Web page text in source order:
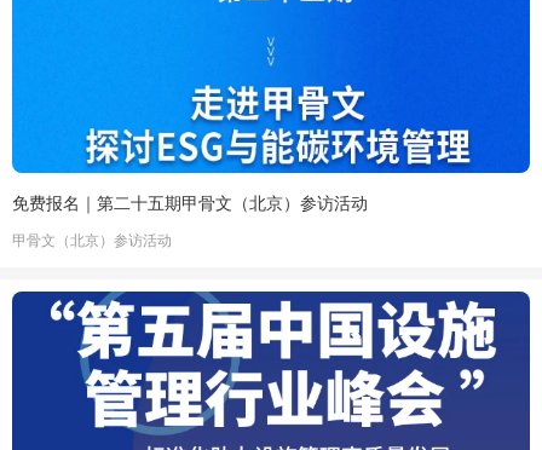
免费报名｜第二十五期甲骨文（北京）参访活动
甲骨文（北京）参访活动